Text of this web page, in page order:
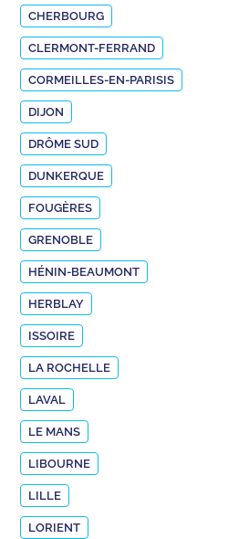
CHERBOURG
CLERMONT-FERRAND
CORMEILLES-EN-PARISIS
DIJON
DRÔME SUD
DUNKERQUE
FOUGÈRES
GRENOBLE
HÉNIN-BEAUMONT
HERBLAY
ISSOIRE
LA ROCHELLE
LAVAL
LE MANS
LIBOURNE
LILLE
LORIENT